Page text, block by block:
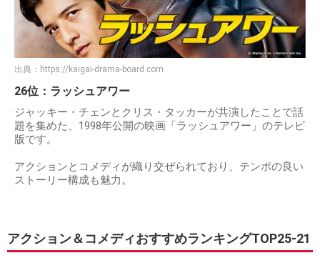
出典： https://kaigai-drama-board.com
26位：ラッシュアワー
ジャッキー・チェンとクリス・タッカーが共演したことで話
題を集めた、1998年公開の映画「ラッシュアワー」のテレビ
版です。
アクションとコメディが織り交ぜられており、テンポの良い
ストーリー構成も魅力。
アクション＆コメディおすすめランキングTOP25-21